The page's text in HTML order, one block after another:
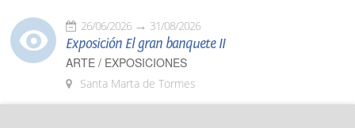
26/06/2026 31/08/2026
Exposición El gran banquete II
ARTE / EXPOSICIONES
Santa Marta de Tormes